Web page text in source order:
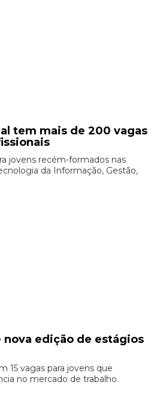
tem mais de 200 vagas
jovens recém-formados nas
da Informação, Gestão,
nova edição de estágios
15 vagas para jovens que
no mercado de trabalho.